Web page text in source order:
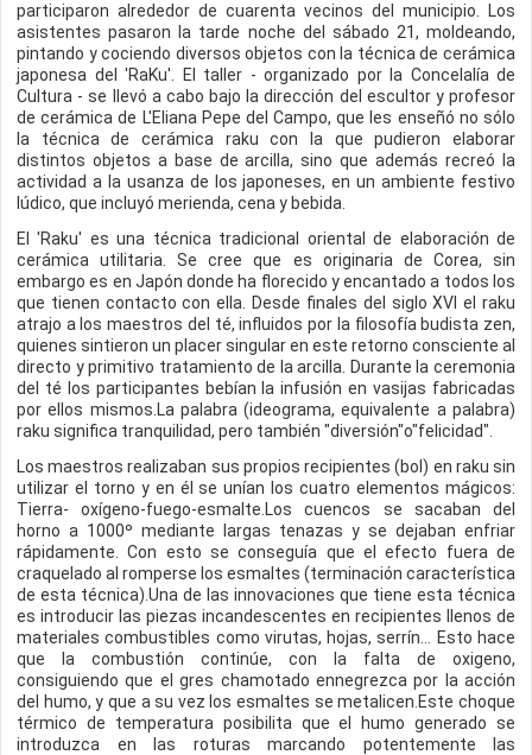
participaron alrededor de cuarenta vecinos del municipio. Los
asistentes pasaron la tarde noche del sábado 21, moldeando,
pintando y cociendo diversos objetos con la técnica de cerámica
japonesa del 'RaKu'. El taller - organizado por la Concelalía de
Cultura - se llevó a cabo bajo la dirección del escultor y profesor
de cerámica de L'Eliana Pepe del Campo, que les enseñó no sólo
la técnica de cerámica raku con la que pudieron elaborar
distintos objetos a base de arcilla, sino que además recreó la
actividad a la usanza de los japoneses, en un ambiente festivo
lúdico, que incluyó merienda, cena y bebida.
El 'Raku' es una técnica tradicional oriental de elaboración de
cerámica utilitaria. Se cree que es originaria de Corea, sin
embargo es en Japón donde ha florecido y encantado a todos los
que tienen contacto con ella. Desde finales del siglo XVI el raku
atrajo a los maestros del té, influidos por la filosofía budista zen,
quienes sintieron un placer singular en este retorno consciente al
directo y primitivo tratamiento de la arcilla. Durante la ceremonia
del té los participantes bebían la infusión en vasijas fabricadas
por ellos mismos.La palabra (ideograma, equivalente a palabra)
raku significa tranquilidad, pero también "diversión"o"felicidad".
Los maestros realizaban sus propios recipientes (bol) en raku sin
utilizar el torno y en él se unían los cuatro elementos mágicos:
Tierra- oxígeno-fuego-esmalte.Los cuencos se sacaban del
horno a 1000º mediante largas tenazas y se dejaban enfriar
rápidamente. Con esto se conseguía que el efecto fuera de
craquelado al romperse los esmaltes (terminación característica
de esta técnica).Una de las innovaciones que tiene esta técnica
es introducir las piezas incandescentes en recipientes llenos de
materiales combustibles como virutas, hojas, serrín... Esto hace
que la combustión continúe, con la falta de oxigeno,
consiguiendo que el gres chamotado ennegrezca por la acción
del humo, y que a su vez los esmaltes se metalicen.Este choque
térmico de temperatura posibilita que el humo generado se
introduzca en las roturas marcando potentemente las